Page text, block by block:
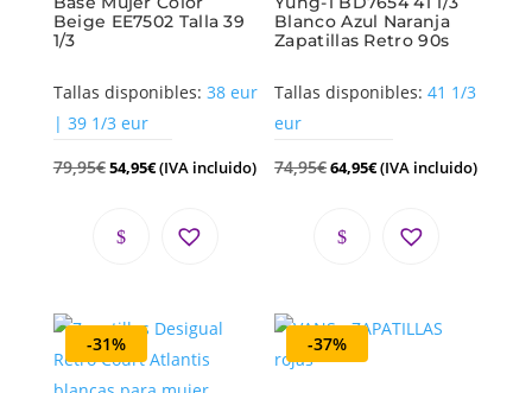
Beige EE7502 Talla 39
1/3
Tallas disponibles: 38 eur
| 39 1/3 eur
79,95€54,95€(IVA incluido)
Blanco Azul Naranja
Zapatillas Retro 90s
Tallas disponibles:41 1/3
eur
74,95€64,95€(IVA incluido)
-31% -37%